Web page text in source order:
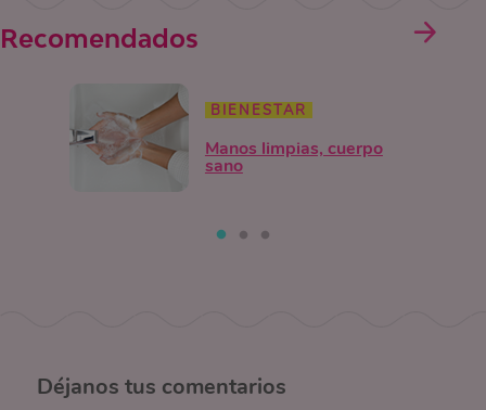
Recomendados
BIENESTAR
Manos limpias, cuerpo
sano
Déjanos tus comentarios